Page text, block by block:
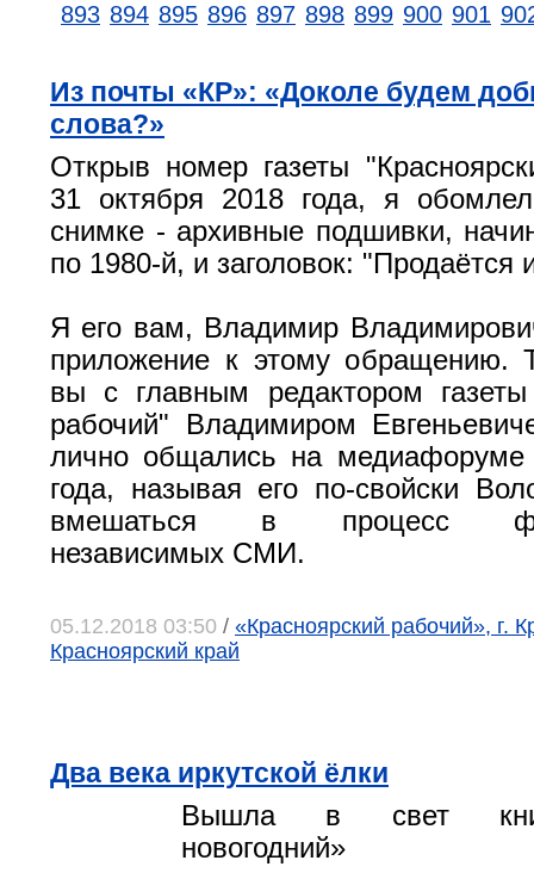
893 894 895 896 897 898 899 900 901
Из почты «КР»: «Доколе будем
слова?»
Открыв номер газеты
31 октября 2018 года, я
снимке - архивные подшивки,
по 1980-й, и заголовок: "Продаётся
Я его вам, Владимир
приложение к этому обращению.
вы с главным редактором газеты
рабочий" Владимиром
лично общались на медиафоруме
года, называя его по-свойски
вмешаться в процесс
независимых СМИ.
05.12.2018 03:50 / «Красноярский рабочий», г.
Красноярский край
Два века иркутской ёлки
Вышла в свет
новогодний»